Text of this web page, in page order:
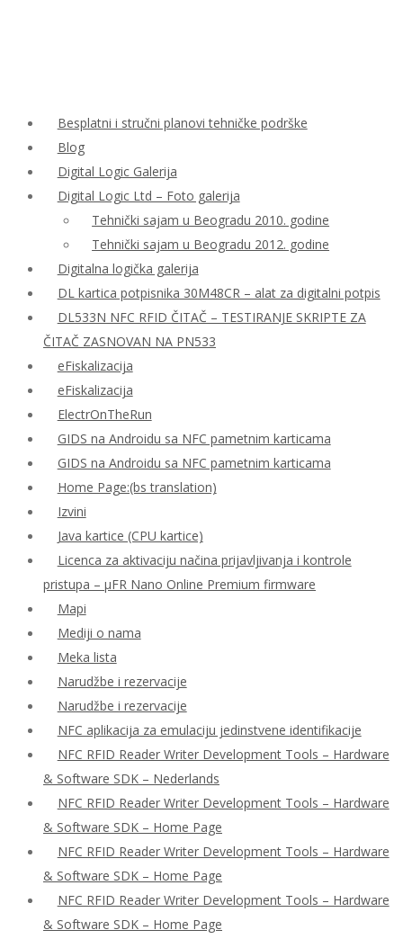
Besplatni i stručni planovi tehničke podrške
Blog
Digital Logic Galerija
Digital Logic Ltd – Foto galerija
Tehnički sajam u Beogradu 2010. godine
Tehnički sajam u Beogradu 2012. godine
Digitalna logička galerija
DL kartica potpisnika 30M48CR – alat za digitalni potpis
DL533N NFC RFID ČITAČ – TESTIRANJE SKRIPTE ZA
ČITAČ ZASNOVAN NA PN533
eFiskalizacija
eFiskalizacija
ElectrOnTheRun
GIDS na Androidu sa NFC pametnim karticama
GIDS na Androidu sa NFC pametnim karticama
Home Page:(bs translation)
Izvini
Java kartice (CPU kartice)
Licenca za aktivaciju načina prijavljivanja i kontrole
pristupa – μFR Nano Online Premium firmware
Mapi
Mediji o nama
Meka lista
Narudžbe i rezervacije
Narudžbe i rezervacije
NFC aplikacija za emulaciju jedinstvene identifikacije
NFC RFID Reader Writer Development Tools – Hardware
& Software SDK – Nederlands
NFC RFID Reader Writer Development Tools – Hardware
& Software SDK – Home Page
NFC RFID Reader Writer Development Tools – Hardware
& Software SDK – Home Page
NFC RFID Reader Writer Development Tools – Hardware
& Software SDK – Home Page